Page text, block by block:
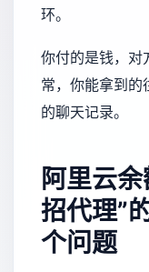
环。
你付的是钱，对
常，你能拿到的
的聊天记录。
阿里云
招代理”
个问题